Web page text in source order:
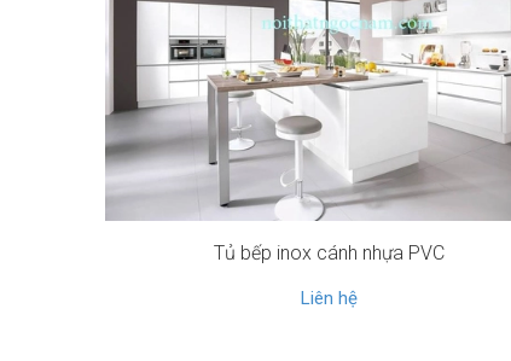
Tủ bếp inox cánh nhựa PVC
Liên hệ